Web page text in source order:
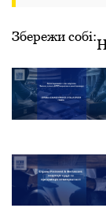
Збережи собі: